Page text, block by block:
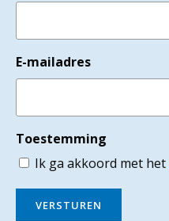
E-mailadres
Toestemming
Ik ga akkoord met het
VERSTUREN